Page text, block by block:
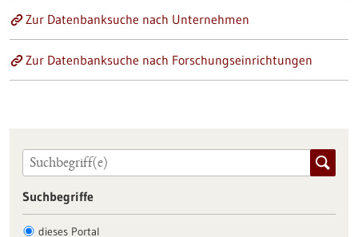
Zur Datenbanksuche nach Unternehmen
Zur Datenbanksuche nach Forschungseinrichtungen
Suchbegriffe
dieses Portal